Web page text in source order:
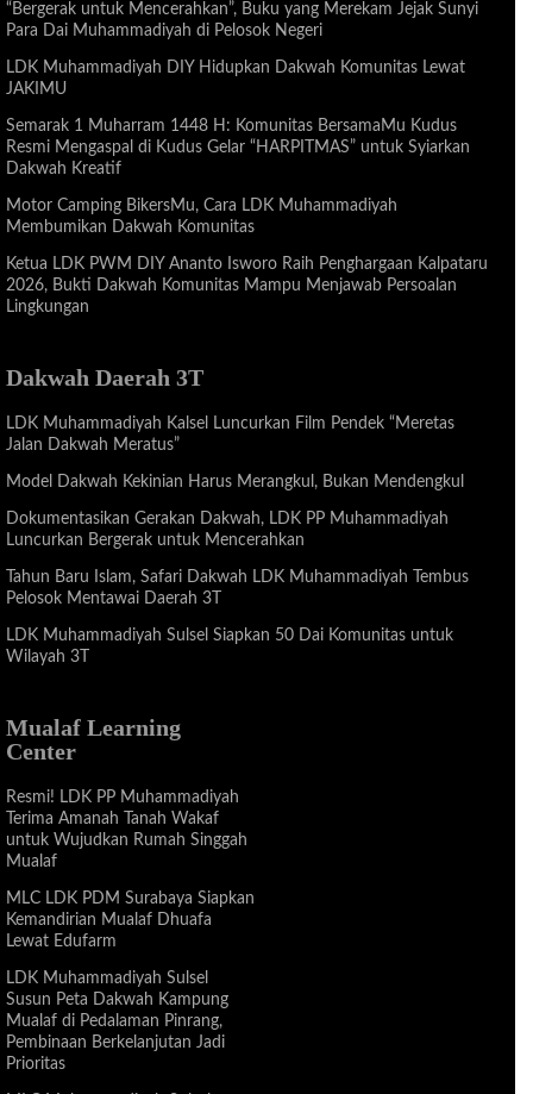
“Bergerak untuk Mencerahkan”, Buku yang Merekam Jejak Sunyi
Para Dai Muhammadiyah di Pelosok Negeri
LDK Muhammadiyah DIY Hidupkan Dakwah Komunitas Lewat
JAKIMU
Semarak 1 Muharram 1448 H: Komunitas BersamaMu Kudus
Resmi Mengaspal di Kudus Gelar “HARPITMAS” untuk Syiarkan
Dakwah Kreatif
Motor Camping BikersMu, Cara LDK Muhammadiyah
Membumikan Dakwah Komunitas
Ketua LDK PWM DIY Ananto Isworo Raih Penghargaan Kalpataru
2026, Bukti Dakwah Komunitas Mampu Menjawab Persoalan
Lingkungan
Dakwah Daerah 3T
LDK Muhammadiyah Kalsel Luncurkan Film Pendek “Meretas
Jalan Dakwah Meratus”
Model Dakwah Kekinian Harus Merangkul, Bukan Mendengkul
Dokumentasikan Gerakan Dakwah, LDK PP Muhammadiyah
Luncurkan Bergerak untuk Mencerahkan
Tahun Baru Islam, Safari Dakwah LDK Muhammadiyah Tembus
Pelosok Mentawai Daerah 3T
LDK Muhammadiyah Sulsel Siapkan 50 Dai Komunitas untuk
Wilayah 3T
Mualaf Learning
Center
Resmi! LDK PP Muhammadiyah
Terima Amanah Tanah Wakaf
untuk Wujudkan Rumah Singgah
Mualaf
MLC LDK PDM Surabaya Siapkan
Kemandirian Mualaf Dhuafa
Lewat Edufarm
LDK Muhammadiyah Sulsel
Susun Peta Dakwah Kampung
Mualaf di Pedalaman Pinrang,
Pembinaan Berkelanjutan Jadi
Prioritas